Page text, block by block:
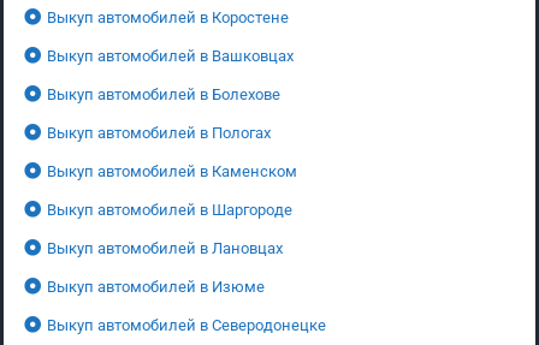
Выкуп автомобилей в Коростене
Выкуп автомобилей в Вашковцах
Выкуп автомобилей в Болехове
Выкуп автомобилей в Пологах
Выкуп автомобилей в Каменском
Выкуп автомобилей в Шаргороде
Выкуп автомобилей в Лановцах
Выкуп автомобилей в Изюме
Выкуп автомобилей в Северодонецке